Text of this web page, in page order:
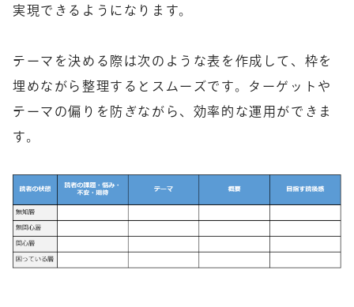
実現できるようになります。
テーマを決める際は次のような表を作成して、枠を
埋めながら整理するとスムーズです。ターゲットや
テーマの偏りを防ぎながら、効率的な運用ができま
す。